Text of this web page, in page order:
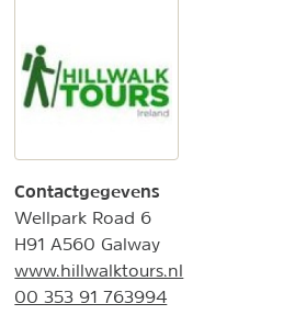
Contactgegevens
Wellpark Road 6
H91 A560 Galway
www.hillwalktours.nl
00 353 91 763994